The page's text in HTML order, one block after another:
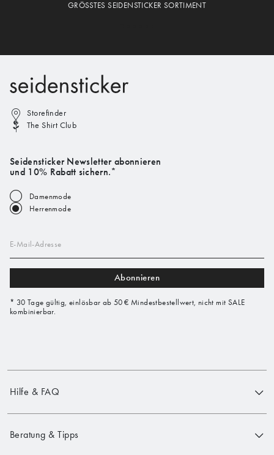
GRÖSSTES SEIDENSTICKER SORTIMENT
Storefinder
The Shirt Club
Seidensticker Newsletter abonnieren
und 10% Rabatt sichern.*
Damenmode
Herrenmode
E-Mail-Adresse
Abonnieren
* 30 Tage gültig, einlösbar ab 50 € Mindestbestellwert, nicht mit SALE
kombinierbar.
Hilfe & FAQ
Beratung & Tipps